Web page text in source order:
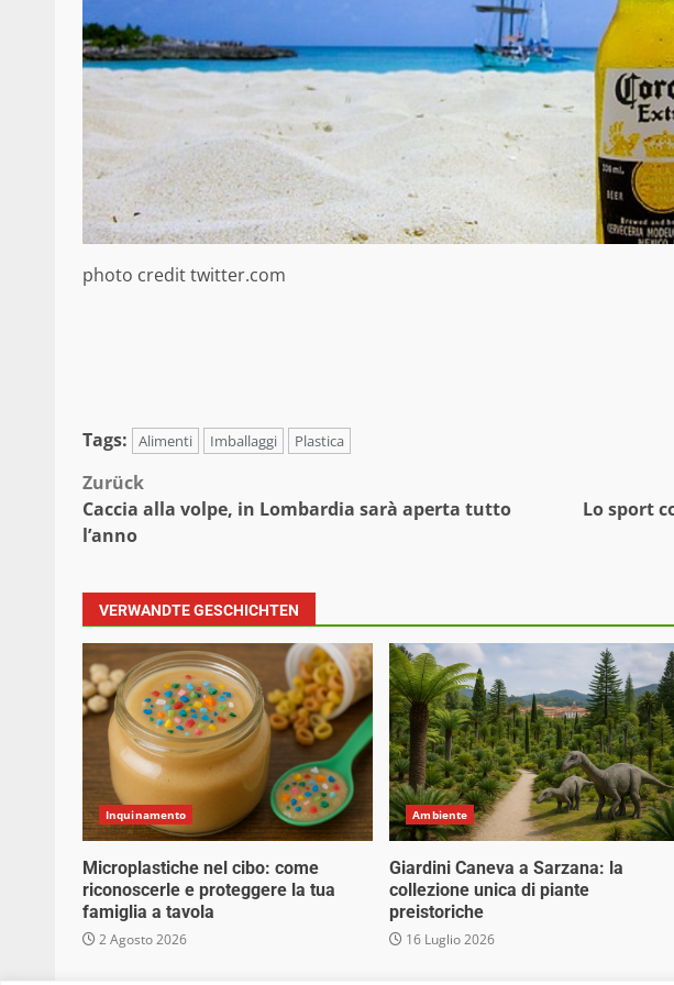
photo credit twitter.com
Tags: Alimenti Imballaggi Plastica
Beitragsnavigation
Zurück
Caccia alla volpe, in Lombardia sarà aperta tutto
l’anno
Lo sport
VERWANDTE GESCHICHTEN
Inquinamento
Microplastiche nel cibo: come
riconoscerle e proteggere la tua
famiglia a tavola
2 Agosto 2026
Ambiente
Giardini Caneva a Sarzana: la
collezione unica di piante
preistoriche
16 Luglio 2026